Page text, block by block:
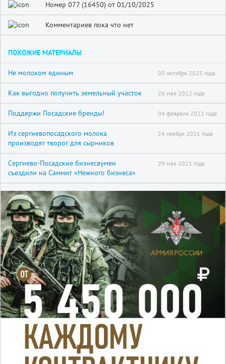
Номер 077 (16450) от 01/10/2025
Комментариев пока что нет
ПОХОЖИЕ МАТЕРИАЛЫ
Не молоком единым 03 октября 2025 года
Как выгодно получить земельный участок 26 мая 2022 года
Поддержи Посадские бренды! 04 февраля 2022 года
Из сергиевопосадского молока
производят творог для сырников
24 ноября 2021 года
Сергиево-Посадские бизнесвумен
съездили на Саммит «Нежного бизнеса»
29 мая 2021 года